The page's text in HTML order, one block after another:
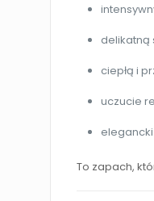
delikatną
ciepłą i
uczucie
To zapach,